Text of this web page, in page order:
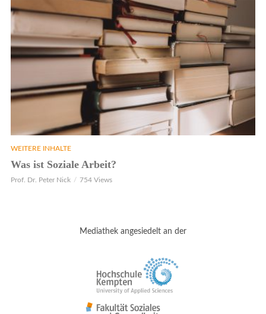
WEITERE INHALTE
Was ist Soziale Arbeit?
Prof. Dr. Peter Nick 754 Views
Mediathek angesiedelt an der